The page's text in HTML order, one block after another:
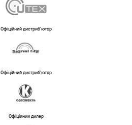
Офіційний дистриб'ютор
Офіційний дистриб'ютор
Офіційний дилер